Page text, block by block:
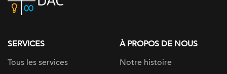
home
SERVICES
Tous les services
À PROPOS DE NOUS
Notre histoire